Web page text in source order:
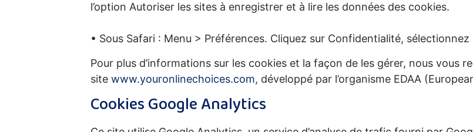
l’option Autoriser les sites à enregistrer et à lire les données des cookies.
• Sous Safari : Menu > Préférences. Cliquez sur Confidentialité,
Pour plus d’informations sur les cookies et la façon de les gérer, nous vous
sitewww.youronlinechoices.com, développé par l’organisme EDAA
Cookies Google Analytics